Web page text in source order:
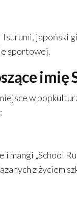
sportowej.
imię
w
mangi „School
z życiem